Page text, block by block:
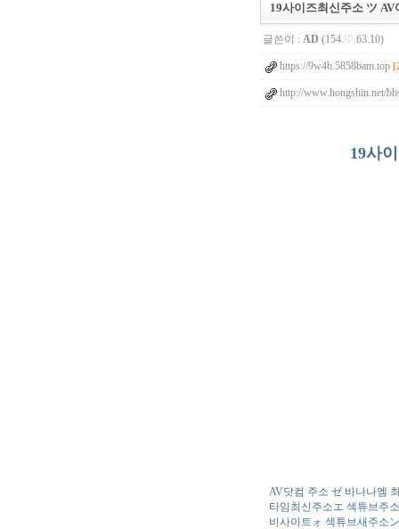
19사이즈최신주소 ツ
글쓴이 : AD (154.♡.63.10)
https://9w4b.5858bam.top
http://www.hongshin.net/
19사
AV닷컴 주소 ゼ 바나나엠
타임최신주소エ 섹튜브주
비사이트ォ 섹튜브새주소